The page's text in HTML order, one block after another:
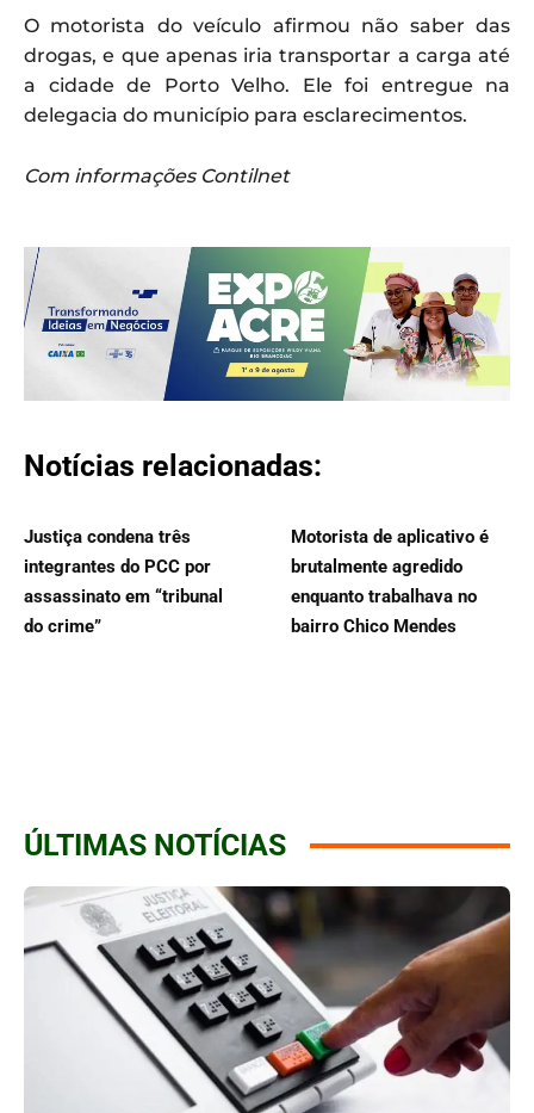
O motorista do veículo afirmou não saber das
drogas, e que apenas iria transportar a carga até
a cidade de Porto Velho. Ele foi entregue na
delegacia do município para esclarecimentos.
Com informações Contilnet
Notícias relacionadas:
Justiça condena três
integrantes do PCC por
assassinato em “tribunal
do crime”
Motorista de aplicativo é
brutalmente agredido
enquanto trabalhava no
bairro Chico Mendes
ÚLTIMAS NOTÍCIAS